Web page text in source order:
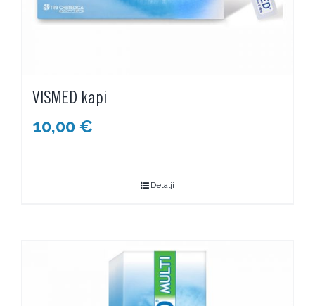
VISMED kapi
10,00 €
Detalji